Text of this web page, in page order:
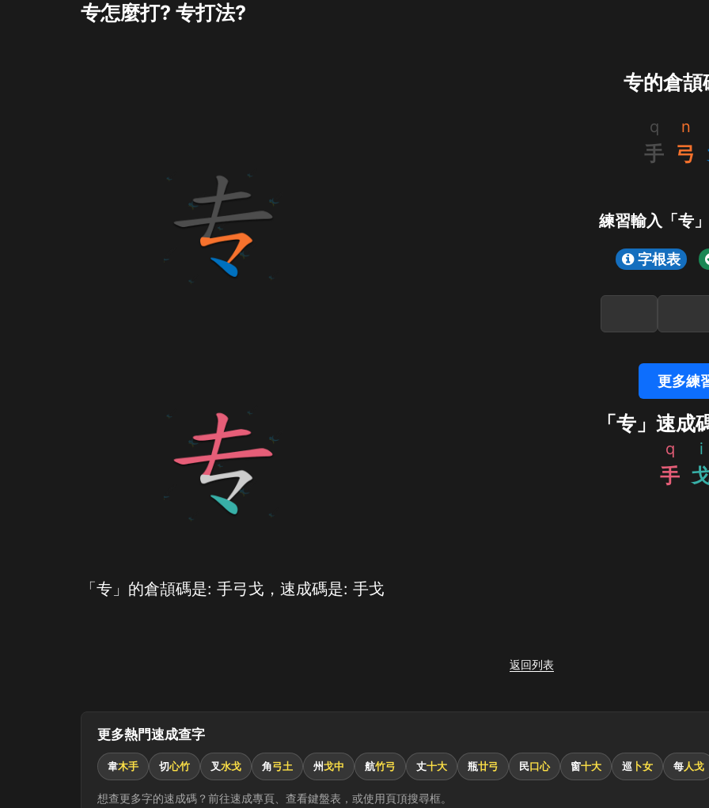
专怎麼打? 专打法?
专的倉頡
q
手
n
弓
練習輸入「专
字根表
更多練
「专」速成
q
手
i
「专」的倉頡碼是: 手弓戈，速成碼是: 手戈
返回列表
更多熱門速成查字
韋木手 切心竹 叉水戈 角弓土 州戈中 航竹弓 丈十大 瓶廿弓 民口心 窗十大 巡 卜女 每人戈
想查更多字的速成碼？前往速成專頁、查看鍵盤表，或使用頁頂搜尋框。